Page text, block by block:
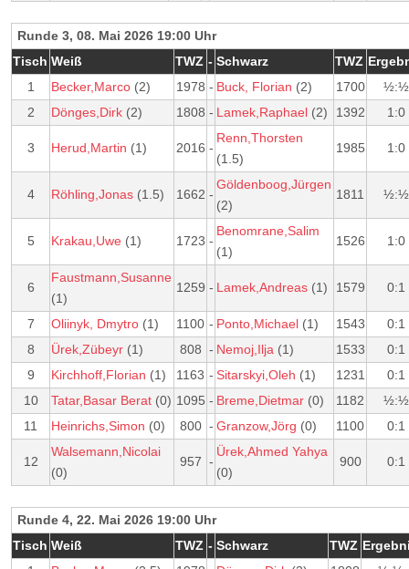
Runde 3, 08. Mai 2026 19:00 Uhr
Tisch Weiß TWZ - Schwarz TWZ
1
Becker,Marco (2) 1978 - Buck, Florian (2) 1700
½:½
2
Dönges,Dirk (2) 1808 - Lamek,Raphael (2) 1392 1:0
3 Herud,Martin (1) 2016 -
Renn,Thorsten
(1.5)
1985 1:0
4 Röhling,Jonas (1.5) 1662 -
Göldenboog,Jürgen
(2)
1811 ½:½
5 Krakau,Uwe (1) 1723 -
Benomrane,Salim
(1)
1526 1:0
6
Faustmann,Susanne
(1)
1259 - Lamek,Andreas (1) 1579 0:1
7 Oliinyk, Dmytro (1) 1100 - Ponto,Michael (1) 1543
0:1
8
Ürek,Zübeyr (1) 808 - Nemoj,Ilja (1) 1533
0:1
9
Kirchhoff,Florian (1) 1163 - Sitarskyi,Oleh (1) 1231
0:1
10
Tatar,Basar Berat (0) 1095 - Breme,Dietmar (0) 1182
½:½
11
Heinrichs,Simon (0) 800 - Granzow,Jörg (0) 1100 0:1
12
Walsemann,Nicolai
(0)
957 -
Ürek,Ahmed Yahya
(0)
900 0:1
Runde 4, 22. Mai 2026 19:00 Uhr
Tisch Weiß TWZ - Schwarz TWZ